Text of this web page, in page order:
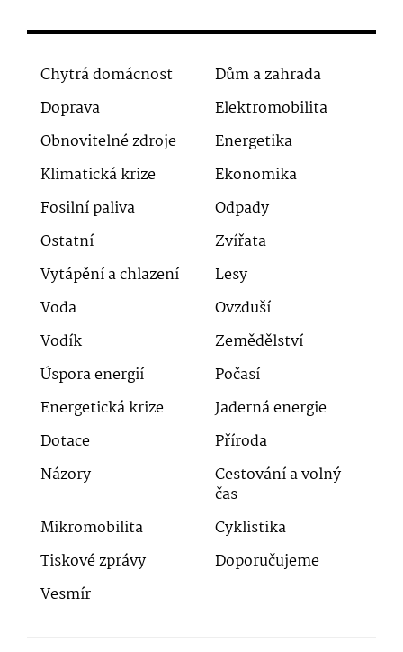
Chytrá domácnost
Dům a zahrada
Doprava
Elektromobilita
Obnovitelné zdroje
Energetika
Klimatická krize
Ekonomika
Fosilní paliva
Odpady
Ostatní
Zvířata
Vytápění a chlazení
Lesy
Voda
Ovzduší
Vodík
Zemědělství
Úspora energií
Počasí
Energetická krize
Jaderná energie
Dotace
Příroda
Názory
Cestování a volný
čas
Mikromobilita
Cyklistika
Tiskové zprávy
Doporučujeme
Vesmír